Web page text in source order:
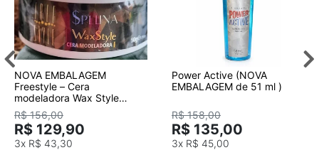
NOVA EMBALAGEM
Freestyle – Cera
modeladora Wax Style
50g/cera
R$ 156,00
R$ 129,90
3x R$ 43,30
Power Active (NOVA
EMBALAGEM de 51 ml )
R$ 158,00
R$ 135,00
3x R$ 45,00